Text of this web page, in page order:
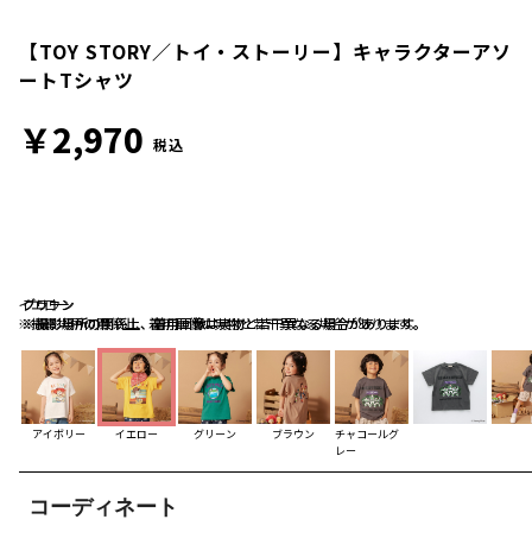
イエロー
※撮影場所の関係上、着用画像は実物と若干異なる場合があります。
グリーン
※撮影場所の関係上、着用画像は実物と若干異なる場合があります。
ブラウン
※撮影場所の関係上、着用画像は実物と若干異なる場合があります。
アイボリー イエロー グリーン ブラウン
チャコールグ
レー
コーディネート
【TOY STORY／トイ・ストーリー】キャラクターアソ
ートTシャツ
￥2,970 税込